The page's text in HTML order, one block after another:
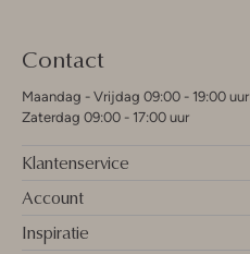
Contact
Maandag - Vrijdag 09:00 - 19:00 uur
Zaterdag 09:00 - 17:00 uur
Klantenservice
Account
Inspiratie